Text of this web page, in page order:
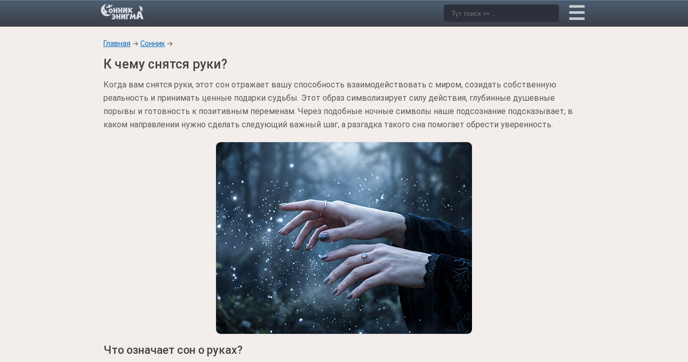
Главная → Сонник →
К чему снятся руки?
Когда вам снятся руки, этот сон отражает вашу способность взаимодействовать с миром, созидать собственную
реальность и принимать ценные подарки судьбы. Этот образ символизирует силу действия, глубинные душевные
порывы и готовность к позитивным переменам. Через подобные ночные символы наше подсознание подсказывает, в
каком направлении нужно сделать следующий важный шаг, а разгадка такого сна помогает обрести уверенность.
Что означает сон о руках?